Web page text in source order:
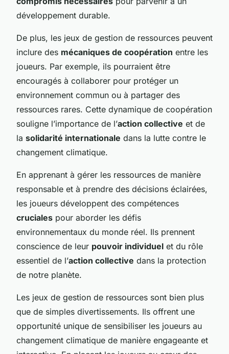
développement durable.
De plus, les jeux de gestion de ressources peuvent
inclure des mécaniques de coopération entre les
joueurs. Par exemple, ils pourraient être
encouragés à collaborer pour protéger un
environnement commun ou à partager des
ressources rares. Cette dynamique de coopération
souligne l’importance de l’action collective et de
la solidarité internationale dans la lutte contre le
changement climatique.
En apprenant à gérer les ressources de manière
responsable et à prendre des décisions éclairées,
les joueurs développent des compétences
cruciales pour aborder les défis
environnementaux du monde réel. Ils prennent
conscience de leur pouvoir individuel et du rôle
essentiel de l’action collective dans la protection
de notre planète.
Les jeux de gestion de ressources sont bien plus
que de simples divertissements. Ils offrent une
opportunité unique de sensibiliser les joueurs au
changement climatique de manière engageante et